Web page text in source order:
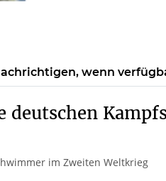
wenn
deutschen
im Zweiten Weltkrieg